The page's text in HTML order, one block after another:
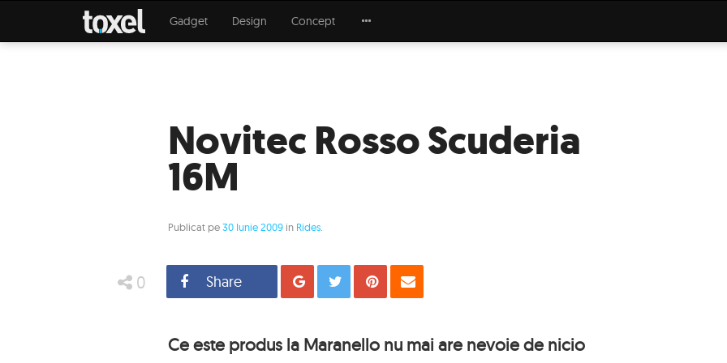
Gadget Design Concept
Novitec Rosso Scuderia
16M
Publicat pe30 Iunie 2009 in Rides
0 Share Distribuie
Tweet Pin
Ce este produs la Maranello nu mai are nevoie de nicio